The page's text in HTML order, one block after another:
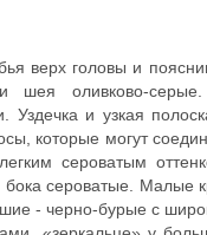
верх головы и
шея оливково-
Уздечка и узкая
которые могут
сероватым
бока сероватые.
- черно-бурые с